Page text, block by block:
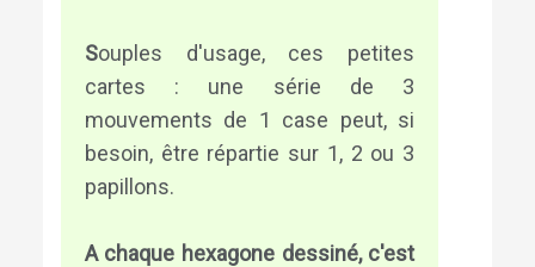
Souples d'usage, ces petites
cartes : une série de 3
mouvements de 1 case peut, si
besoin, être répartie sur 1, 2 ou 3
papillons.
A chaque hexagone dessiné, c'est